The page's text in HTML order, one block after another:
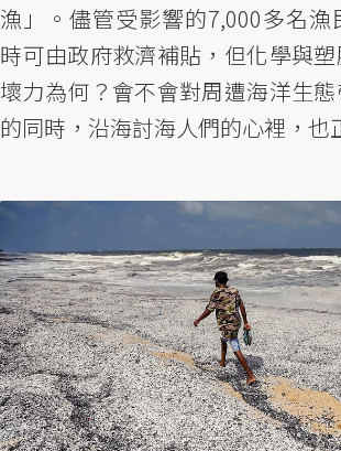
漁」。儘管受影響的7,000多名
時可由政府救濟補貼，但化學與
壞力為何？會不會對周遭海洋生
的同時，沿海討海人們的心裡，也